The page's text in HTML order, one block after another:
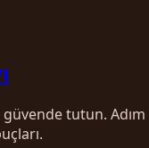
güvende tutun. Adım